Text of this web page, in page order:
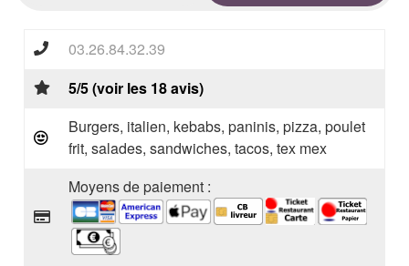
03.26.84.32.39
5/5 (voir les 18 avis)
Burgers, italien, kebabs, paninis, pizza, poulet
frit, salades, sandwiches, tacos, tex mex
Moyens de paiement :